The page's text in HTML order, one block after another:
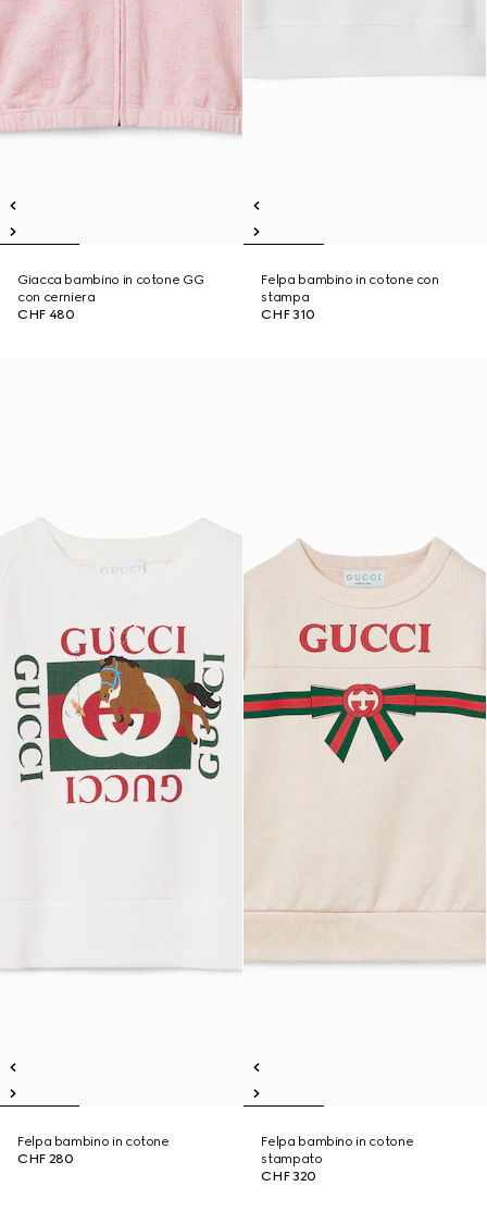
Giacca bambino in cotone GG
con cerniera
CHF 480
Felpa bambino in cotone con
stampa
CHF 310
Felpa bambino in cotone
CHF 280
Felpa bambino in cotone
stampato
CHF 320